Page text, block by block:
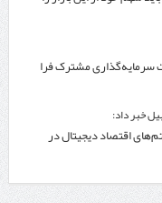
سرمایه‌گذاری مشترک فرا
خبر داد:
اقتصاد دیجیتال در